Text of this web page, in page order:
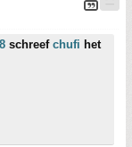
schreef chufi het